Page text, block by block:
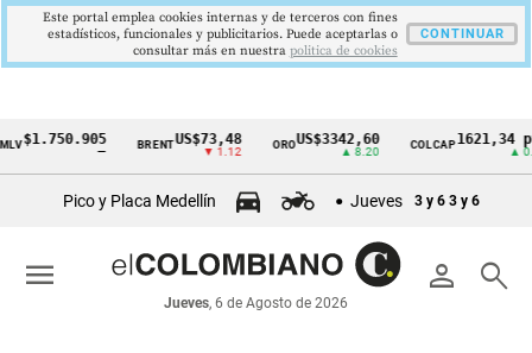
Cintillo
económicos
Colombia
BRENT US$73,48
▼ 1.12
ORO US$3342,60 COLCAP1621,34 pts
Pico y Placa Medellín Jueves 3 y 6 3 y 6
person search
Jueves, 6 de Agosto de 2026
menu
Este portal emplea cookies internas y de terceros con fines
estadísticos, funcionales y publicitarios. Puede aceptarlas o
consultar más en nuestra politica de cookies
CONTINUAR